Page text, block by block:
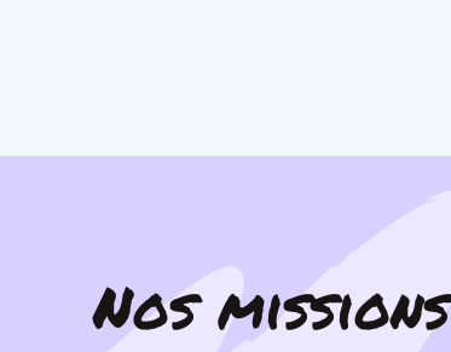
Nos missions